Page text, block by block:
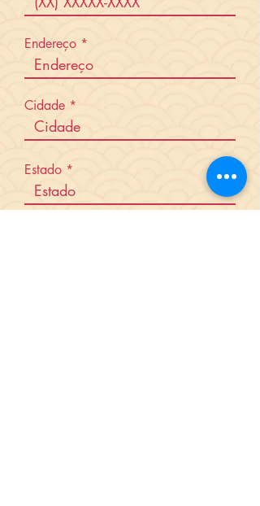
Endereço
Cidade
Estado